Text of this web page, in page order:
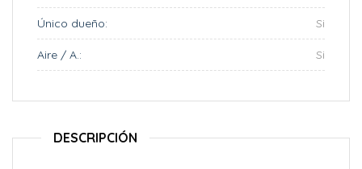
Único dueño: Si
Aire / A.: Si
DESCRIPCIÓN